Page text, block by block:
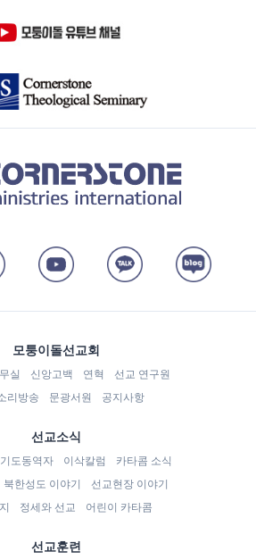
모퉁이돌선교회
실 신앙고백 연혁
선교 연구원
리방송
문광서원 공지사항
선교소식
기도동역자 이삭칼럼
카타콤 소식
북한성도 이야기
선교현장 이야기
정세와 선교 어린이 카타콤
선교훈련